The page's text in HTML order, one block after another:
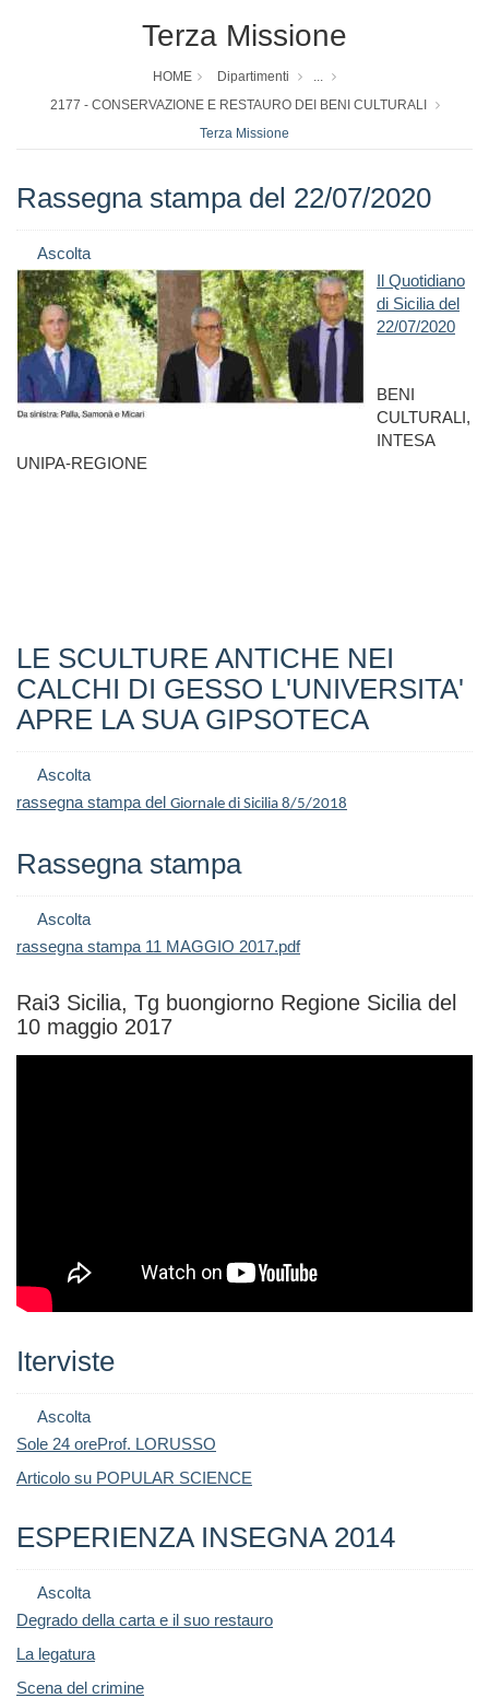
Terza Missione
HOME Dipartimenti
...
2177 - CONSERVAZIONE E RESTAURO DEI BENI CULTURALI
Terza Missione
Rassegna stampa del 22/07/2020
Ascolta
Il Quotidiano
di Sicilia del
22/07/2020
BENI
CULTURALI,
INTESA
UNIPA-REGIONE
LE SCULTURE ANTICHE NEI
CALCHI DI GESSO L'UNIVERSITA'
APRE LA SUA GIPSOTECA
Ascolta
rassegna stampa del Giornale di Sicilia 8/5/2018
Rassegna stampa
Ascolta
rassegna stampa 11 MAGGIO 2017.pdf
Rai3 Sicilia, Tg buongiorno Regione Sicilia del
10 maggio 2017
Iterviste
Ascolta
Sole 24 oreProf. LORUSSO
Articolo su POPULAR SCIENCE
ESPERIENZA INSEGNA 2014
Ascolta
Degrado della carta e il suo restauro
La legatura
Scena del crimine